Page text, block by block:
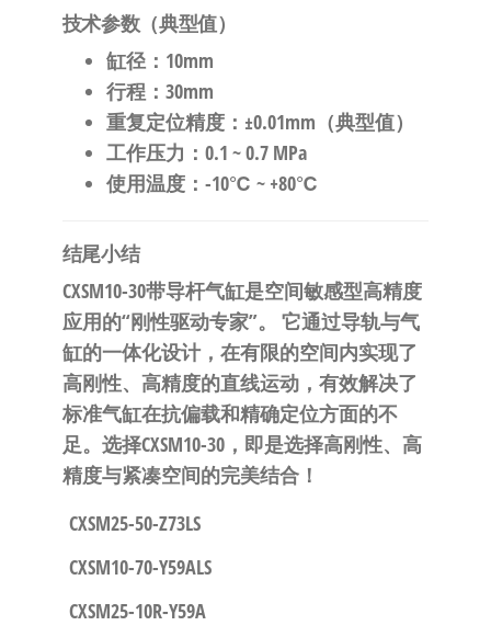
技术参数（典型值）
缸径：10mm
行程：30mm
重复定位精度：±0.01mm（典型值）
工作压力 ：0.1 ~ 0.7 MPa
使用温度：-10℃ ~ +80℃
结尾小结
CXSM10-30带导杆气缸是空间敏感型高精度
应用的“刚性驱动专家”。
​ 它通过导轨与气
缸的一体化设计，在有限的空间内实现了
高刚性、高精度的直线运动，有效解决了
标准气缸在抗偏载和精确定位方面的不
足。 选择CXSM10-30，即是选择高刚性、高
精度与紧凑空间的完美结合！
CXSM25-50-Z73LS
CXSM10-70-Y59ALS
CXSM25-10R-Y59A